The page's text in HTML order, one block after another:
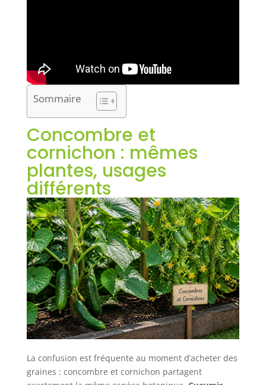
Sommaire
Concombre et
cornichon : mêmes
plantes, usages
différents
La confusion est fréquente au moment d’acheter des
graines : concombre et cornichon partagent